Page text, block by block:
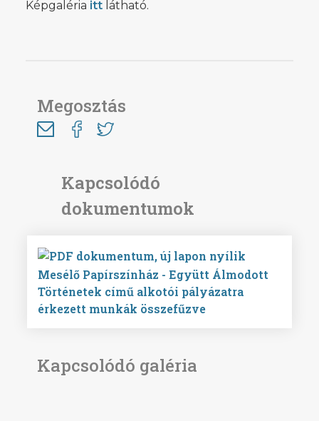
Képgaléria itt látható.
Megosztás
Mesélő Papírszínház - Együtt Álmodott
Történetek című alkotói pályázatra
érkezett munkák összefűzve
Kapcsolódó galéria